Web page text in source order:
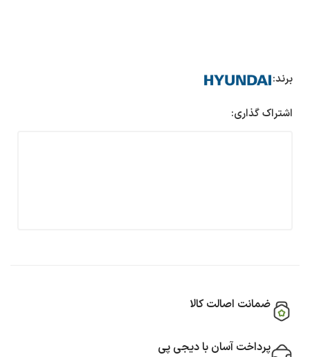
برند:
اشتراک گذاری:
ضمانت اصالت کالا
پرداخت آسان با دیجی پی